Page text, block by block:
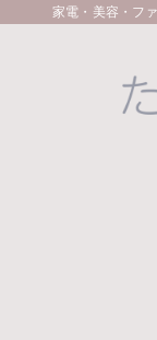
家電・美容・フ